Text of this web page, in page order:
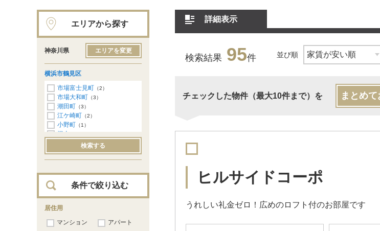
詳細表示
検索結果 95件 並び順
チェックした物件（最大10件まで）を まとめ
ヒルサイドコーポ
うれしい礼金ゼロ！広めのロフト付のお部屋です
エリアから探す
神奈川県 エリアを変更
横浜市鶴見区
市場富士見町 （2）
市場大和町 （3）
潮田町 （3）
江ケ崎町 （2）
小野町 （1）
梶山
（2）
上の宮（1）
岸谷（11）
栄町通 （2）
下末吉（3）
菅沢町（2）
諏訪坂
鶴見中央 （13）
検索する
条件で絞り込む
居住用
マンション
アパート